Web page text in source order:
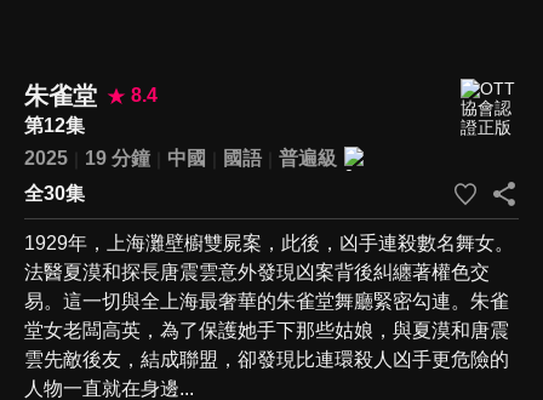
朱雀堂
8.4
第12集
2025
19 分鐘 中國 國語
普遍級
全30集
1929年，上海灘壁櫥雙屍案，此後，凶手連殺數名舞女。
法醫夏漠和探長唐震雲意外發現凶案背後糾纏著權色交
易。這一切與全上海最奢華的朱雀堂舞廳緊密勾連。朱雀
堂女老闆高英，為了保護她手下那些姑娘，與夏漠和唐震
雲先敵後友，結成聯盟，卻發現比連環殺人凶手更危險的
人物一直就在身邊...